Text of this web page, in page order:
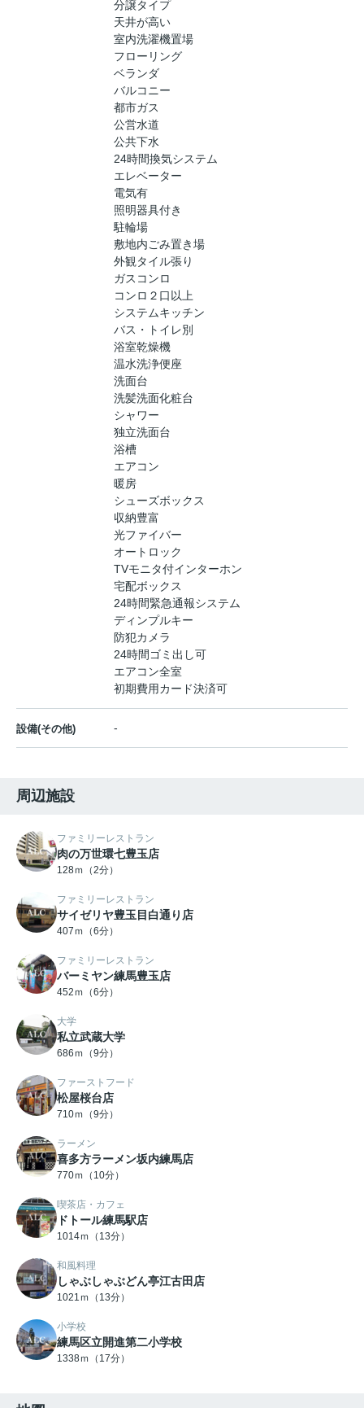
分譲タイプ
天井が高い
室内洗濯機置場
フローリング
ベランダ
バルコニー
都市ガス
公営水道
公共下水
24時間換気システム
エレベーター
電気有
照明器具付き
駐輪場
敷地内ごみ置き場
外観タイル張り
ガスコンロ
コンロ２口以上
システムキッチン
バス・トイレ別
浴室乾燥機
温水洗浄便座
洗面台
洗髪洗面化粧台
シャワー
独立洗面台
浴槽
エアコン
暖房
シューズボックス
収納豊富
光ファイバー
オートロック
TVモニタ付インターホン
宅配ボックス
24時間緊急通報システム
ディンプルキー
防犯カメラ
24時間ゴミ出し可
エアコン全室
初期費用カード決済可
設備(その他) -
周辺施設
ファミリーレストラン
肉の万世環七豊玉店
128ｍ（2分）
ファミリーレストラン
サイゼリヤ豊玉目白通り店
407ｍ（6分）
ファミリーレストラン
バーミヤン練馬豊玉店
452ｍ（6分）
大学
私立武蔵大学
686ｍ（9分）
ファーストフード
松屋桜台店
710ｍ（9分）
ラーメン
喜多方ラーメン坂内練馬店
770ｍ（10分）
喫茶店・カフェ
ドトール練馬駅店
1014ｍ（13分）
和風料理
しゃぶしゃぶどん亭江古田店
1021ｍ（13分）
小学校
練馬区立開進第二小学校
1338ｍ（17分）